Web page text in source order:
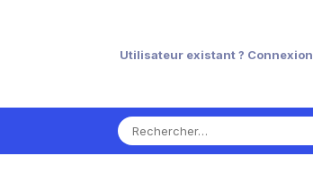
Utilisateur existant ? Connexion